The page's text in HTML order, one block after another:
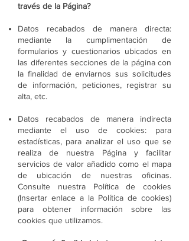
través de la Página?
Datos recabados de manera directa:
mediante la cumplimentación de
formularios y cuestionarios ubicados en
las diferentes secciones de la página con
la finalidad de enviarnos sus solicitudes
de información, peticiones, registrar su
alta, etc.
Datos recabados de manera indirecta
mediante el uso de cookies: para
estadísticas, para analizar el uso que se
realiza de nuestra Página y facilitar
servicios de valor añadido como el mapa
de ubicación de nuestras oficinas.
Consulte nuestra Política de cookies
(Insertar enlace a la Política de cookies)
para obtener información sobre las
cookies que utilizamos.